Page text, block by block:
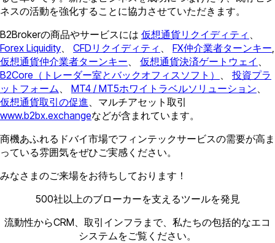
ネスの活動を強化することに協力させていただきます。
B2Brokerの商品やサービスには 仮想通貨リクイディティ 、
Forex Liquidity、 CFDリクイディティ 、 FX仲介業者ターンキー,
仮想通貨仲介業者ターンキー、 仮想通貨決済ゲートウェイ 、
B2Core（トレーダー室とバックオフィスソフト） 、 投資プラ
ットフォーム、 MT4 / MT5ホワイトラベルソリューション、
仮想通貨取引の促進、マルチアセット取引
www.b2bx.exchangeなどが含まれています。
商機あふれるドバイ市場でフィンテックサービスの需要が高ま
っている雰囲気をぜひご実感ください。
みなさまのご来場をお待ちしております！
500社以上のブローカーを支えるツールを発見
流動性からCRM、取引インフラまで、私たちの包括的なエコ
システムをご覧ください。